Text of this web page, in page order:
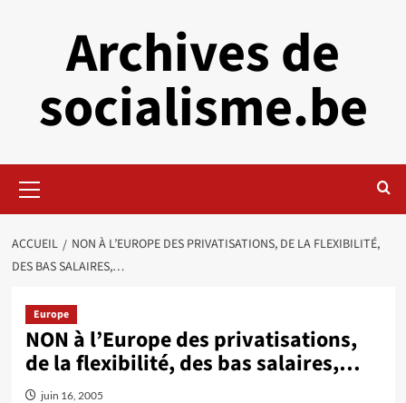
Archives de
socialisme.be
principal
ACCUEIL
NON À L’EUROPE DES PRIVATISATIONS, DE LA FLEXIBILITÉ,
DES BAS SALAIRES,…
Europe
NON à l’Europe des privatisations,
de la flexibilité, des bas salaires,…
juin 16, 2005